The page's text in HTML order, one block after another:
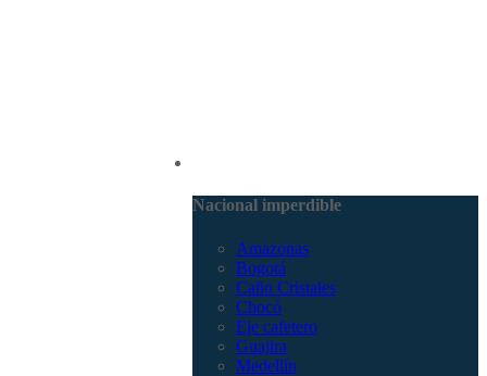
Nacional imperdible
Amazonas
Bogotá
Caño Cristales
Chocó
Eje cafetero
Guajira
Medellín